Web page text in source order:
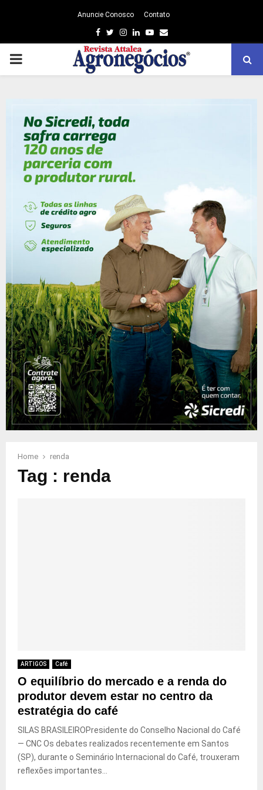
Anuncie Conosco Contato
Facebook
TwitterInstagram
LinkedinYoutube
Email
PRIMARY
Home renda
Tag : renda
ARTIGOS Café
O equilíbrio do mercado e a renda do
produtor devem estar no centro da
estratégia do café
SILAS BRASILEIROPresidente do Conselho Nacional do Café
— CNC Os debates realizados recentemente em Santos
(SP), durante o Seminário Internacional do Café, trouxeram
reflexões importantes...